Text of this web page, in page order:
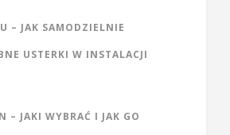
– JAK SAMODZIELNIE
USTERKI W INSTALACJI
– JAKI WYBRAĆ I JAK GO